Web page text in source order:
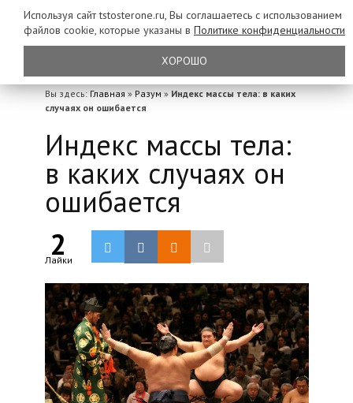
Вы здесь: Главная » Разум » Индекс массы тела: в каких
случаях он ошибается
Индекс массы тела:
в каких случаях он
ошибается
2
Лайки
Используя сайт tstosterone.ru, Вы соглашаетесь с использованием
файлов cookie, которые указаны в Политике конфиденциальности
ХОРОШО